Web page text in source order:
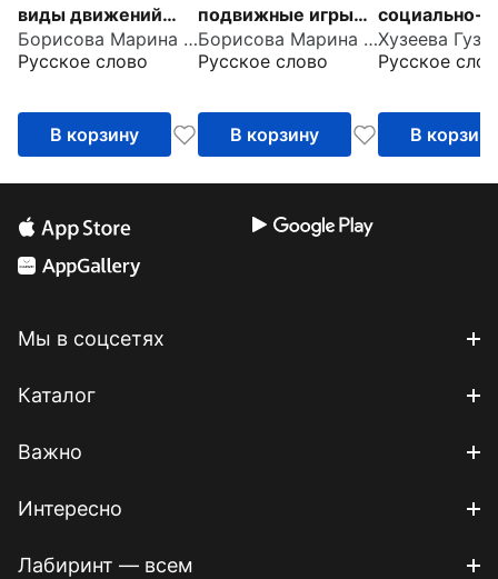
виды движений
для детей от 2 до 7
лет
Борисова Марина Михайловна
Русское слово
В корзину
подвижные игры
для детей от 2 до 7
лет
Борисова Марина Михайловна
Русское слово
В корзину
социально-
развития
возраста.
Русское
В корзину
Мы в соцсетях
Каталог
Важно
Интересно
Лабиринт — всем